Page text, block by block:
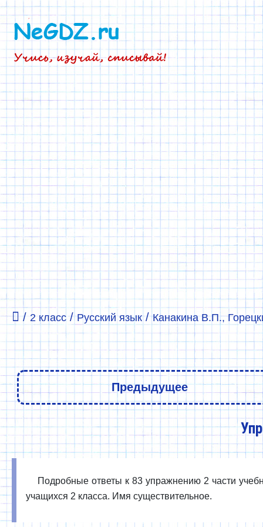
/ 2 класс/Русский язык/Канакина В.П.,
Предыдущее
Подробные ответы к 83 упражнению 2 части
учащихся 2 класса. Имя существительное.